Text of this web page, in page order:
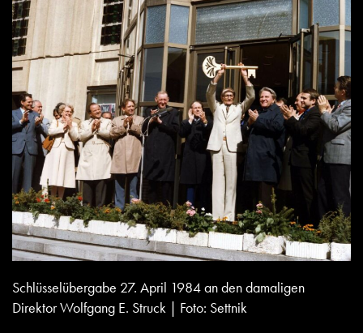
Schlüsselübergabe 27. April 1984 an den damaligen
Direktor Wolfgang E. Struck | Foto: Settnik